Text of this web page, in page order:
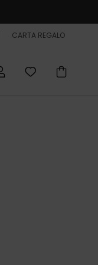
CARTA REGALO